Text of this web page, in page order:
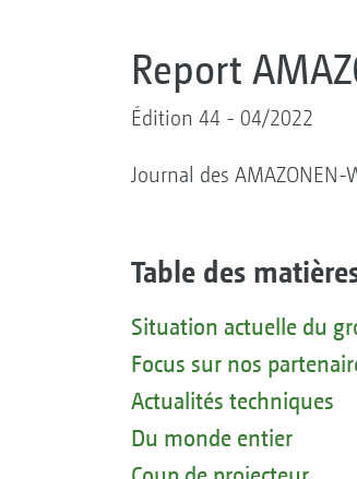
Report
Édition 44 - 04/2022
Journal des AMAZONEN-
Table des
Situation actuelle du
Focus sur nos
Actualités techniques
Du monde entier